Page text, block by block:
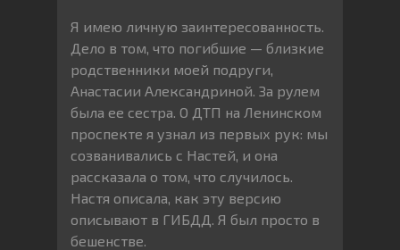
Я имею личную заинтересованность.
Дело в том, что погибшие — близкие
родственники моей подруги,
Анастасии Александриной. За рулем
была ее сестра. О ДТП на Ленинском
проспекте я узнал из первых рук: мы
созванивались с Настей, и она
рассказала о том, что случилось.
Настя описала, как эту версию
описывают в ГИБДД. Я был просто в
бешенстве.